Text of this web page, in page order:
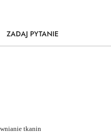
ZADAJ PYTANIE
tkanin